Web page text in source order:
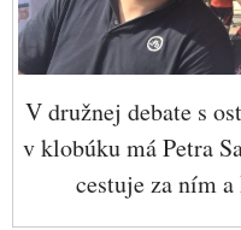
V družnej debate s
v klobúku má Petra
cestuje za ním